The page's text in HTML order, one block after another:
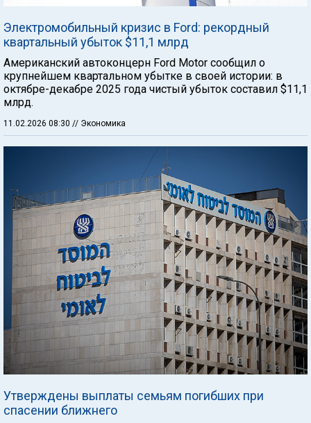
Электромобильный кризис в Ford: рекордный
квартальный убыток $11,1 млрд
Американский автоконцерн Ford Motor сообщил о
крупнейшем квартальном убытке в своей истории: в
октябре-декабре 2025 года чистый убыток составил $11,1
млрд.
11.02.2026 08:30 // Экономика
Утверждены выплаты семьям погибших при
спасении ближнего